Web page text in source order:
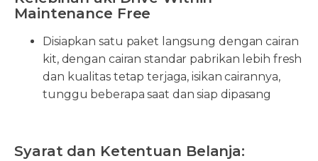
Maintenance Free
Disiapkan satu paket langsung dengan cairan
kit, dengan cairan standar pabrikan lebih fresh
dan kualitas tetap terjaga, isikan cairannya,
tunggu beberapa saat dan siap dipasang
Syarat dan Ketentuan Belanja: